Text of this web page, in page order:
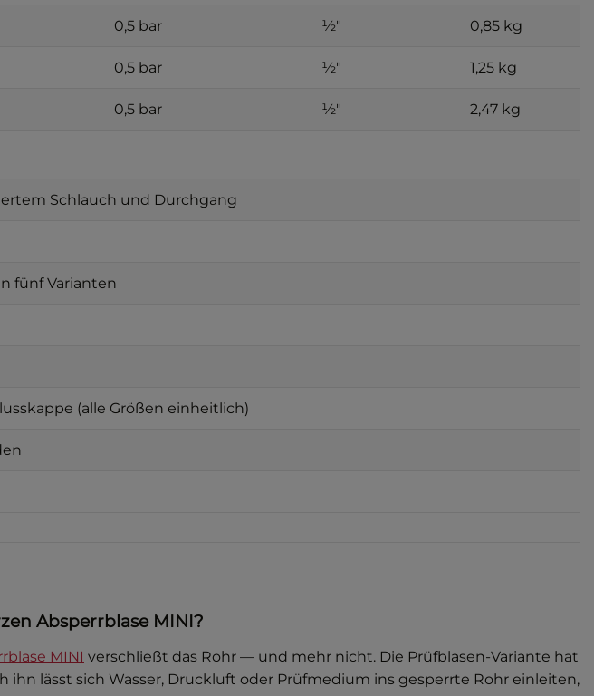
0,5 bar ½″ 0,85 kg
0,5 bar ½″ 1,25 kg
0,5 bar ½″ 2,47 kg
Schlauch und Durchgang
fünf Varianten
(alle Größen einheitlich)
Absperrblase MINI?
MINI verschließt das Rohr — und mehr nicht. Die Prüfblasen-Variante hat
lässt sich Wasser, Druckluft oder Prüfmedium ins gesperrte Rohr einleiten,